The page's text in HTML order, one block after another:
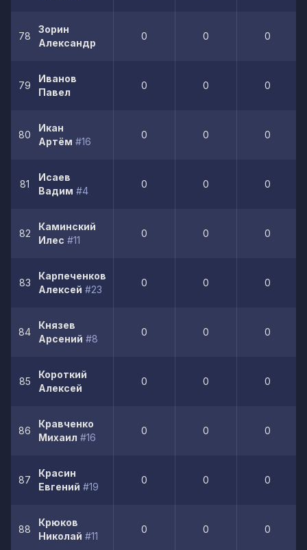
78
Зорин
Александр
0 0 0
79
Иванов
Павел
0 0 0
80
Икан
Артём #16
0 0 0
81
Исаев
Вадим #4
0 0 0
82
Каминский
Илес #11
0 0 0
83
Карпеченков
Алексей #23
0 0 0
84
Князев
Арсений #8
0 0 0
85
Короткий
Алексей
0 0 0
86
Кравченко
Михаил #16
0 0 0
87
Красин
Евгений #19
0 0 0
88
Крюков
Николай #11
0 0 0